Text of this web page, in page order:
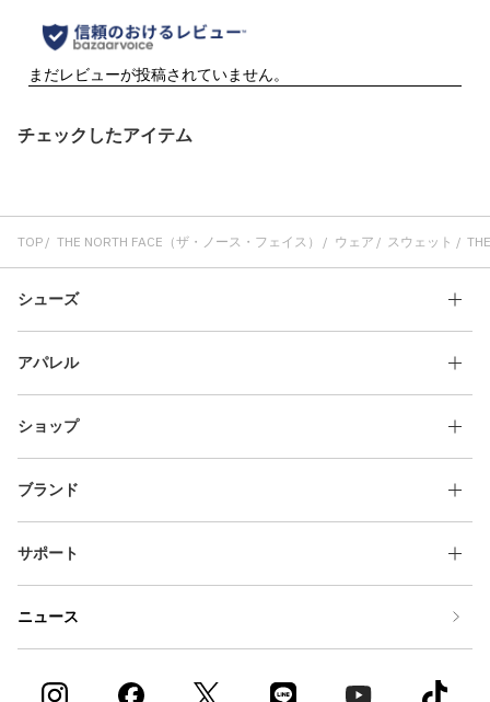
チェックしたアイテム
TOP THE NORTH FACE（ザ・ノース・フェイス） ウェア スウェット
シューズ
アパレル
ショップ
ブランド
サポート
ニュース